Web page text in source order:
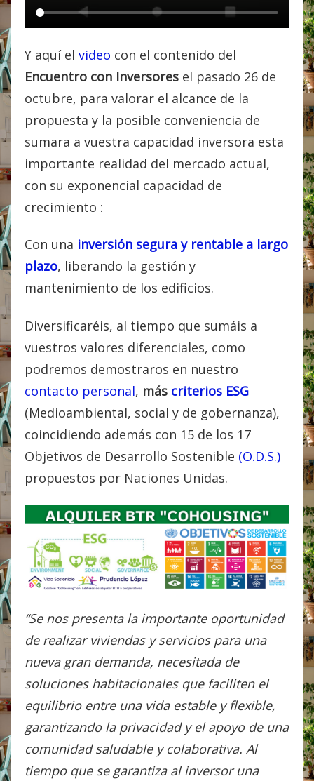
Y aquí el video con el contenido del
Encuentro con Inversores el pasado 26 de
octubre, para valorar el alcance de la
propuesta y la posible conveniencia de
sumara a vuestra capacidad inversora esta
importante realidad del mercado actual,
con su exponencial capacidad de
crecimiento :
Con una inversión segura y rentable a largo
plazo, liberando la gestión y
mantenimiento de los edificios.
Diversificaréis, al tiempo que sumáis a
vuestros valores diferenciales, como
podremos demostraros en nuestro
contacto personal, más criterios ESG
(Medioambiental, social y de gobernanza),
coincidiendo además con 15 de los 17
Objetivos de Desarrollo Sostenible (O.D.S.)
propuestos por Naciones Unidas.
“Se nos presenta la importante oportunidad
de realizar viviendas y servicios para una
nueva gran demanda, necesitada de
soluciones habitacionales que faciliten el
equilibrio entre una vida estable y flexible,
garantizando la privacidad y el apoyo de una
comunidad saludable y colaborativa. Al
tiempo que se garantiza al inversor una